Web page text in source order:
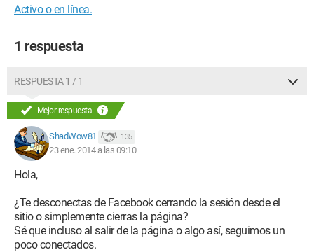
Activo o en línea.
1 respuesta
RESPUESTA 1 / 1
Mejor respuesta
ShadWow81 135
23 ene. 2014 a las 09:10
Hola,
¿Te desconectas de Facebook cerrando la sesión desde el
sitio o simplemente cierras la página?
Sé que incluso al salir de la página o algo así, seguimos un
poco conectados.